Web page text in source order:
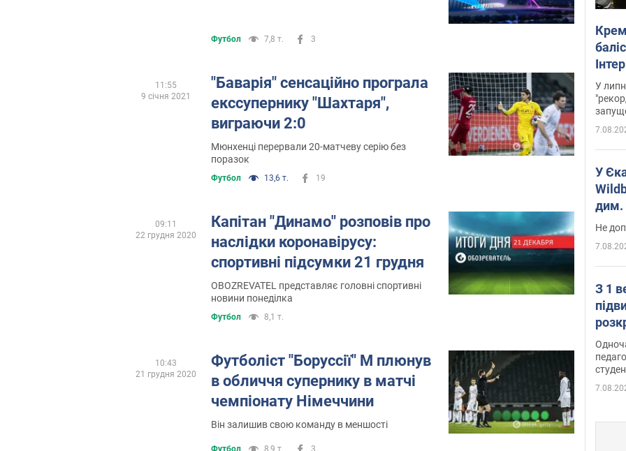
Футбол 7,8 т. 3
"Баварія" сенсаційно програла
екссупернику "Шахтаря",
виграючи 2:0
Мюнхенці перервали 20-матчеву серію без
поразок
Футбол 13,6 т. 19
11:55
9 січня 2021
Капітан "Динамо" розповів про
наслідки коронавірусу:
спортивні підсумки 21 грудня
OBOZREVATEL представляє головні спортивні
новини понеділка
Футбол 8,1 т.
09:11
22 грудня 2020
Футболіст "Боруссії" М плюнув
в обличчя супернику в матчі
чемпіонату Німеччини
Він залишив свою команду в меншості
10:43
21 грудня 2020
У
У
дим.
Не
З 1